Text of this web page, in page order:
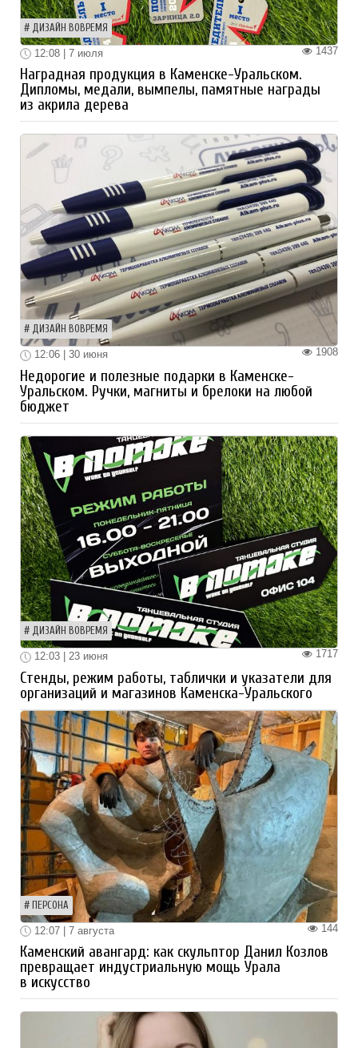
ДИЗАЙН ВОВРЕМЯ
1437
12:08 | 7 июля
Наградная продукция в Каменске-Уральском.
Дипломы, медали, вымпелы, памятные награды
из акрила дерева
ДИЗАЙН ВОВРЕМЯ
1908
12:06 | 30 июня
Недорогие и полезные подарки в Каменске-
Уральском. Ручки, магниты и брелоки на любой
бюджет
ДИЗАЙН ВОВРЕМЯ
1717
12:03 | 23 июня
Стенды, режим работы, таблички и указатели для
организаций и магазинов Каменска-Уральского
ПЕРСОНА
144
12:07 | 7 августа
Каменский авангард: как скульптор Данил Козлов
превращает индустриальную мощь Урала
в искусство